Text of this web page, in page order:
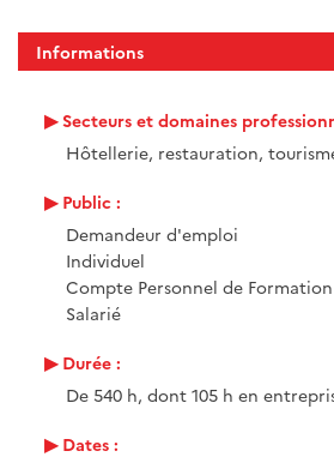
Informations
Secteurs et domaines
Hôtellerie, restauration,
Public :
Demandeur d'emploi
Individuel
Compte Personnel de Formation
Salarié
Durée :
De 540 h, dont 105 h en
Dates :